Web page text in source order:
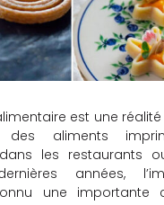
est une
des aliments
les restaurants
années,
une importante